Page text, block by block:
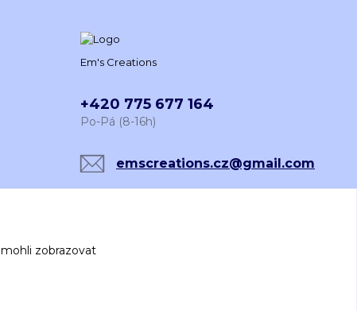
Em's Creations
+420 775 677 164
Po-Pá (8-16h)
emscreations.cz@gmail.com
zobrazovat